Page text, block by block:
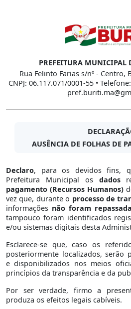
PREFEITURA MUNICIPAL
Rua Felinto Farias s/nº - Centro,
CNPJ: 06.117.071/0001-55 •
AUSÊNCIA DE FOLHAS DE
Declaro, para os devidos fins,
Prefeitura Municipal os dados
pagamento (Recursos Humanos)
vez que, durante o processo de
informações não foram
tampouco foram identificados
e/ou sistemas digitais desta
Esclarece-se que, caso os
posteriormente localizados, serão
e disponibilizados nos meios
princípios da transparência e da
Por ser verdade, firmo a
produza os efeitos legais cabíveis.